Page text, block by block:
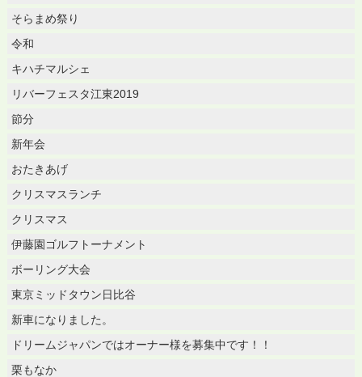
そらまめ祭り
令和
キハチマルシェ
リバーフェスタ江東2019
節分
新年会
おたきあげ
クリスマスランチ
クリスマス
伊藤園ゴルフトーナメント
ボーリング大会
東京ミッドタウン日比谷
新車になりました。
ドリームジャパンではオーナー様を募集中です！！
栗もなか